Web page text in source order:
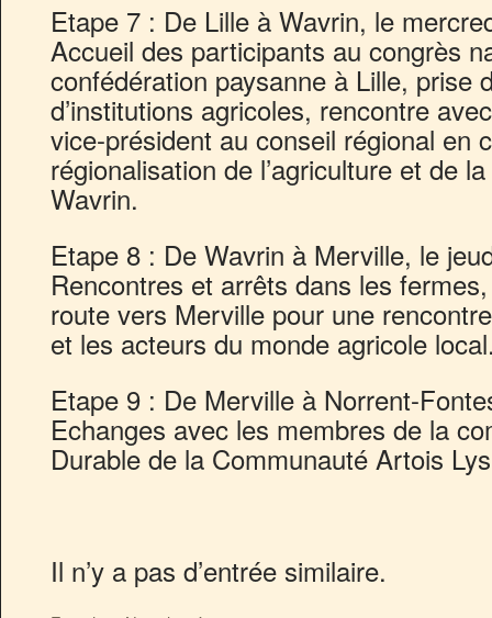
Etape 7 : De Lille à Wavrin, le
Accueil des participants au congrès
confédération paysanne à Lille, prise
d’institutions agricoles, rencontre
vice-président au conseil régional en
régionalisation de l’agriculture et de
Wavrin.
Etape 8 : De Wavrin à Merville, le
Rencontres et arrêts dans les
route vers Merville pour une
et les acteurs du monde agricole
Etape 9 : De Merville à Norrent-
Echanges avec les membres de la
Durable de la Communauté Artois
Il n’y a pas d’entrée similaire.